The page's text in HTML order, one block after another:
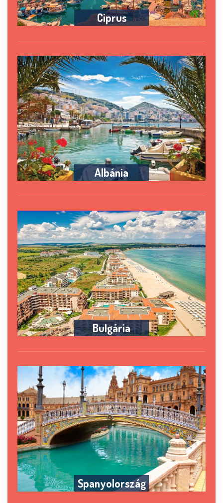
Ciprus
Albánia
Bulgária
Spanyolország